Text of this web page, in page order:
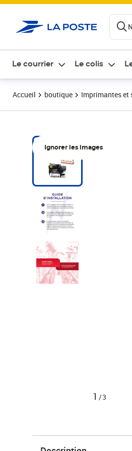
Le courrier Le colis
Accueil boutique Imprimantes et
Ignorer les images
1 /3